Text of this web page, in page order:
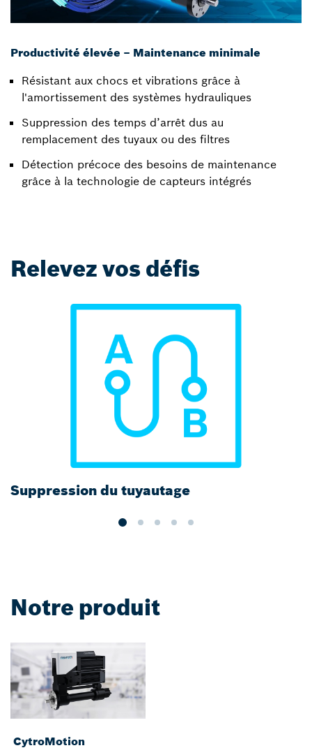
Productivité élevée – Maintenance minimale
Résistant aux chocs et vibrations grâce à
l'amortissement des systèmes hydrauliques
Suppression des temps d’arrêt dus au
remplacement des tuyaux ou des filtres
Détection précoce des besoins de maintenance
grâce à la technologie de capteurs intégrés
Relevez vos défis
Suppression du tuyautage
Notre produit
CytroMotion